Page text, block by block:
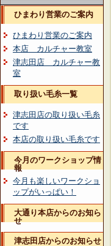
ひまわり営業のご案内
ひまわり営業のご案内
本店 カルチャー教室
津志田店 カルチャー教
室
取り扱い毛糸一覧
津志田店の取り扱い毛糸
です
本店の取り扱い毛糸です
今月のワークショップ情
報
今月も楽しいワークショ
ップがいっぱい！
大通り本店からのお知ら
せ
津志田店からのお知らせ